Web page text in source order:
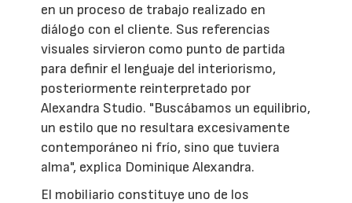
en un proceso de trabajo realizado en
diálogo con el cliente. Sus referencias
visuales sirvieron como punto de partida
para definir el lenguaje del interiorismo,
posteriormente reinterpretado por
Alexandra Studio. "Buscábamos un equilibrio,
un estilo que no resultara excesivamente
contemporáneo ni frío, sino que tuviera
alma", explica Dominique Alexandra.
El mobiliario constituye uno de los